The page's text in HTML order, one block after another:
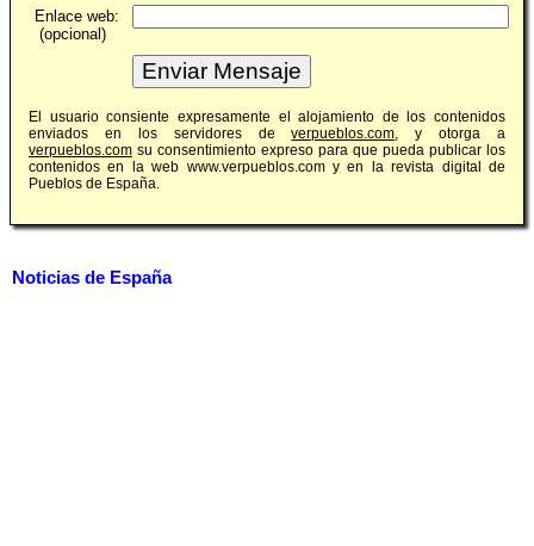
Enlace web:
(opcional)
El usuario consiente expresamente el alojamiento de los contenidos
enviados en los servidores deverpueblos.com, y otorga a
verpueblos.com su consentimiento expreso para que pueda publicar los
contenidos en la web www.verpueblos.com y en la revista digital de
Pueblos de España.
Noticias de España